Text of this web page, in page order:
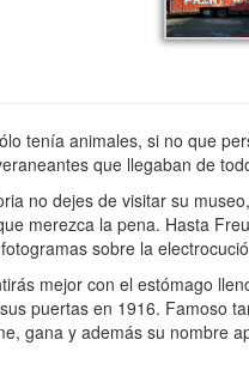
tenía animales, si no que
que llegaban de
no dejes de visitar su
merezca la pena. Hasta
sobre la
mejor con el estómago
puertas en 1916. Famoso
gana y además su nombre